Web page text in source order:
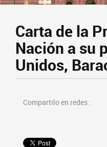
Carta de la
Nación a su
Unidos,
Compartilo en redes :